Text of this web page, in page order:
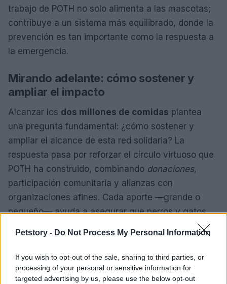
Petstory - Do Not Process My Personal Information
If you wish to opt-out of the sale, sharing to third parties, or
processing of your personal or sensitive information for
targeted advertising by us, please use the below opt-out
trabajo de POTH no solo alimenta a las mascotas;
contribuye a un sistema más equilibrado, donde la
prevención es tan importante como la respuesta a
la emergencia.
Mirando adelante: cómo sostener y
ampliar el impacto
Alcanzar los dos millones de comidas plantea
una pregunta fundamental: ¿cómo sostener y
ampliar el alcance de esta red solidaria? La
respuesta pasa por reforzar el círculo virtuoso que
POTH ha construido, combinando donaciones,
participación comunitaria y alianzas con
organizaciones afines. Cada aporte —grande o
pequeño— ayuda a asegurar que perros y gatos
sigan recibiendo alimento, especialmente cuando
las finanzas de sus familias tambalean.
Apoyar este tipo de iniciativas significa respaldar
una visión integral: elbienestar de las personas y